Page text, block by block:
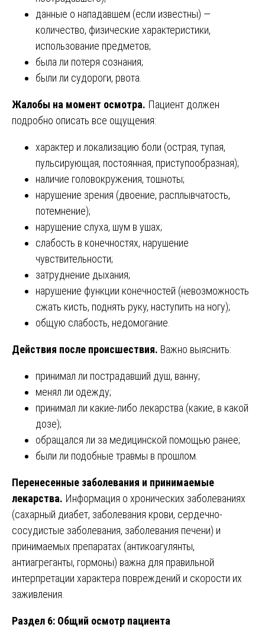
данные о нападавшем (если известны) —
количество, физические характеристики,
использование предметов;
была ли потеря сознания;
были ли судороги, рвота.
Жалобы на момент осмотра. Пациент должен
подробно описать все ощущения:
характер и локализацию боли (острая, тупая,
пульсирующая, постоянная, приступообразная);
наличие головокружения, тошноты;
нарушение зрения (двоение, расплывчатость,
потемнение);
нарушение слуха, шум в ушах;
слабость в конечностях, нарушение
чувствительности;
затруднение дыхания;
нарушение функции конечностей (невозможность
сжать кисть, поднять руку, наступить на ногу);
общую слабость, недомогание.
Действия после происшествия. Важно выяснить:
принимал ли пострадавший душ, ванну;
менял ли одежду;
принимал ли какие-либо лекарства (какие, в какой
дозе);
обращался ли за медицинской помощью ранее;
были ли подобные травмы в прошлом.
Перенесенные заболевания и принимаемые
лекарства. Информация о хронических заболеваниях
(сахарный диабет, заболевания крови, сердечно-
сосудистые заболевания, заболевания печени) и
принимаемых препаратах (антикоагулянты,
антиагреганты, гормоны) важна для правильной
интерпретации характера повреждений и скорости их
заживления.
Раздел 6: Общий осмотр пациента